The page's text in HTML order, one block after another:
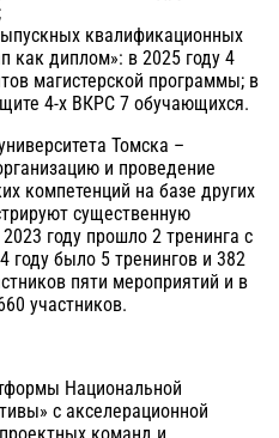
квалификационных
как диплом»: в 2025 году 4
магистерской программы; в
4-х ВКРС 7 обучающихся.
Томска –
и проведение
компетенций на базе других
существенную
году прошло 2 тренинга с
году было 5 тренингов и 382
пяти мероприятий и в
участников.
Национальной
с акселерационной